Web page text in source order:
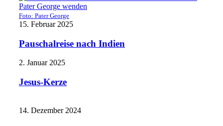
Foto: Pater George
15. Februar 2025
Pauschalreise nach Indien
2. Januar 2025
Jesus-Kerze
14. Dezember 2024